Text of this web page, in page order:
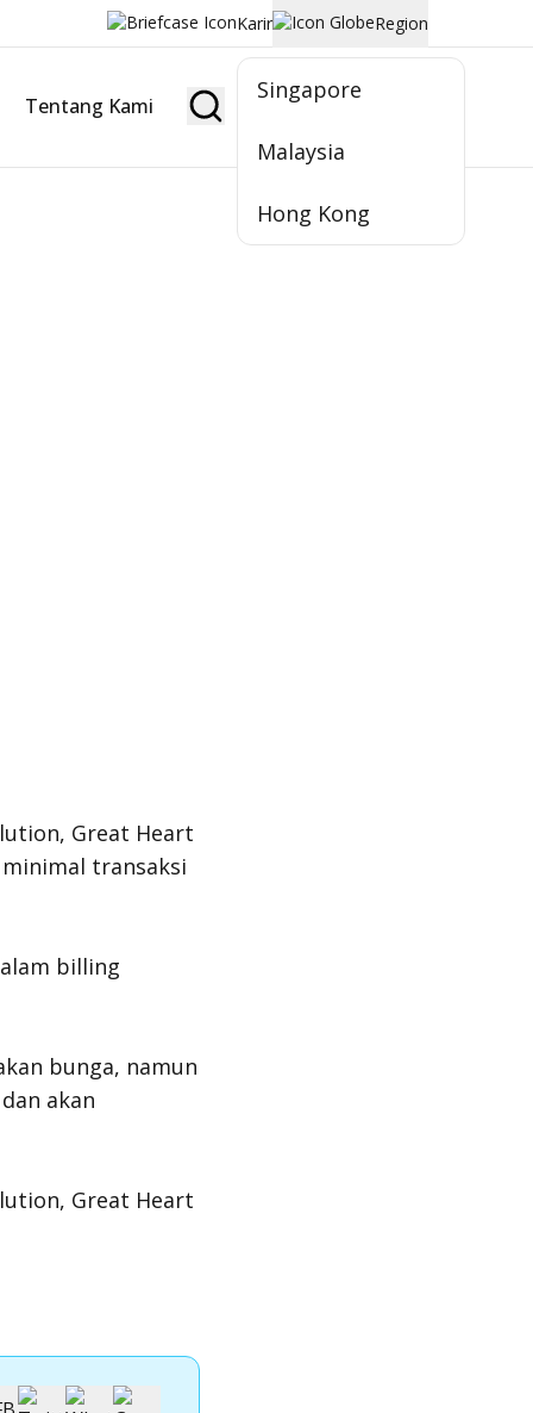
Karir Region
Singapore
Malaysia
Hong Kong
Tentang Kami Jadi Nasabah
Great Heart
transaksi
billing
bunga, namun
akan
Great Heart